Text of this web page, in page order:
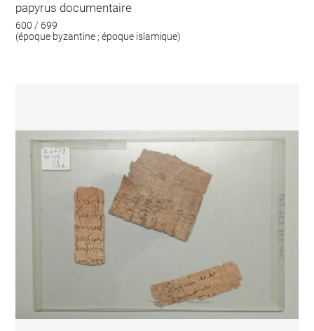
papyrus documentaire
600 / 699
(époque byzantine ; époque islamique)